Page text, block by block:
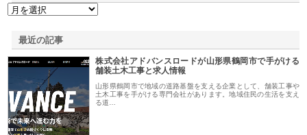
最近の記事
株式会社アドバンスロードが山形県鶴岡市で手がける
舗装土木工事と求人情報
山形県鶴岡市で地域の道路基盤を支える企業として、舗装工事や
土木工事を手がける専門会社があります。地域住民の生活を支え
る道…